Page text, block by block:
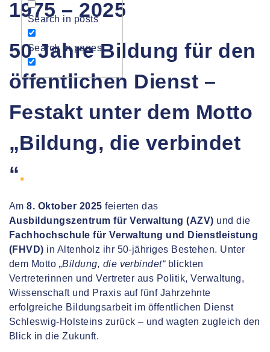
Search in posts
Search in pages
1975 – 2025
50 Jahre Bildung für den
öffentlichen Dienst –
Festakt unter dem Motto
„Bildung, die verbindet
“.
Am8. Oktober 2025 feierten das
Ausbildungszentrum für Verwaltung (AZV) und die
Fachhochschule für Verwaltung und Dienstleistung
(FHVD) in Altenholz ihr 50-jähriges Bestehen. Unter
dem Motto „Bildung, die verbindet“blickten
Vertreterinnen und Vertreter aus Politik, Verwaltung,
Wissenschaft und Praxis auf fünf Jahrzehnte
erfolgreiche Bildungsarbeit im öffentlichen Dienst
Schleswig-Holsteins zurück – und wagten zugleich den
Blick in die Zukunft.